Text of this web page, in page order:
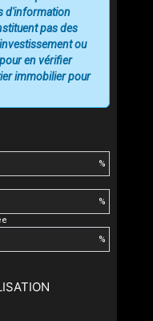
%
%
%
d'information
pas des
ou
en vérifier
immobilier pour